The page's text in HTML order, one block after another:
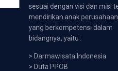
sesuai dengan visi dan misi
mendirikan anak perusahaan
yang berkompetensi dalam
bidangnya, yaitu :
> Darmawisata Indonesia
> Duta PPOB